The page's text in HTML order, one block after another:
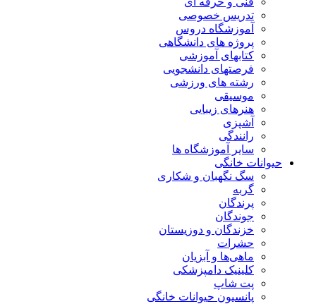
تدریس خصوصی
آموزشگاه دروس
پروژه های دانشگاهی
کتابهای آموزشی
فرصتهای دانشجویی
رشته های ورزشی
موسیقی
هنرهای زیبایی
آشپزی
رانندگی
سایر آموزشگاه ها
حیوانات خانگی
سگ نگهبان و شکاری
گربه
پرندگان
جوندگان
خزندگان و دوزیستان
حشرات
ماهی‌ها و آبزیان
کلینیک دامپزشکی
پت شاپ
پانسیون حیوانات خانگی